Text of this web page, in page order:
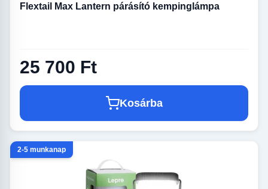
Flextail Max Lantern párásító kempinglámpa
25 700 Ft
Kosárba
2-5 munkanap